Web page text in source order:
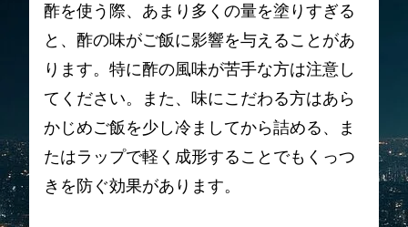
酢を使う際、あまり多くの量を塗りすぎる
と、酢の味がご飯に影響を与えることがあ
ります。特に酢の風味が苦手な方は注意し
てください。また、味にこだわる方はあら
かじめご飯を少し冷ましてから詰める、ま
たはラップで軽く成形することでもくっつ
きを防ぐ効果があります。